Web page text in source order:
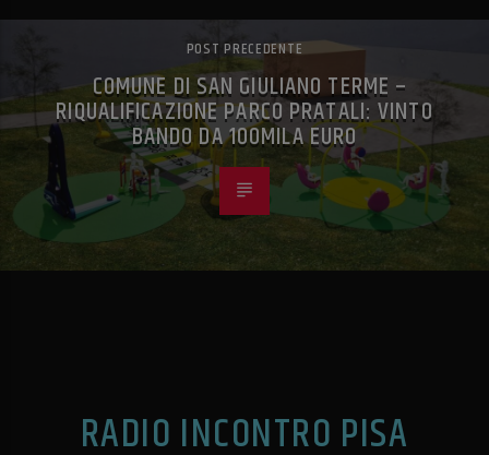
POST PRECEDENTE
COMUNE DI SAN GIULIANO TERME –
RIQUALIFICAZIONE PARCO PRATALI: VINTO
BANDO DA 100MILA EURO
RADIO INCONTRO PISA